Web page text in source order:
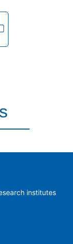
institutes